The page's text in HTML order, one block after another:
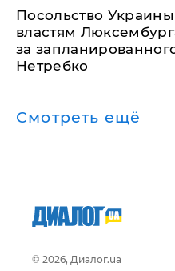
Посольство
властям
за
Нетребко
Смотреть ещё
© 2026, Диалог.ua